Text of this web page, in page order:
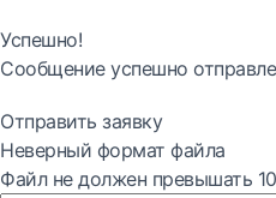
Успешно!
Сообщение успешно
Отправить заявку
Неверный формат файла
Файл не должен превышать